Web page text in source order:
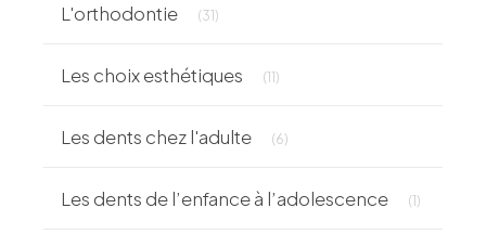
L'orthodontie (31)
Les choix esthétiques (11)
Les dents chez l'adulte (6)
Les dents de l’enfance à l’adolescence (1)